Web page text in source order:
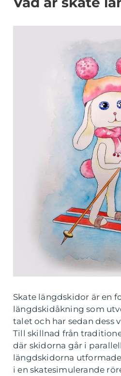
Skate längdskidor är en
längdskidåkning som
talet och har sedan dess
Till skillnad från
där skidorna går i
längdskidorna
i en skatesimulerande